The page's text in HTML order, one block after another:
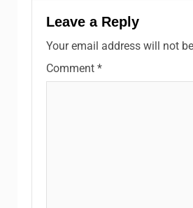
Leave a Reply
Your email address will not
Comment *